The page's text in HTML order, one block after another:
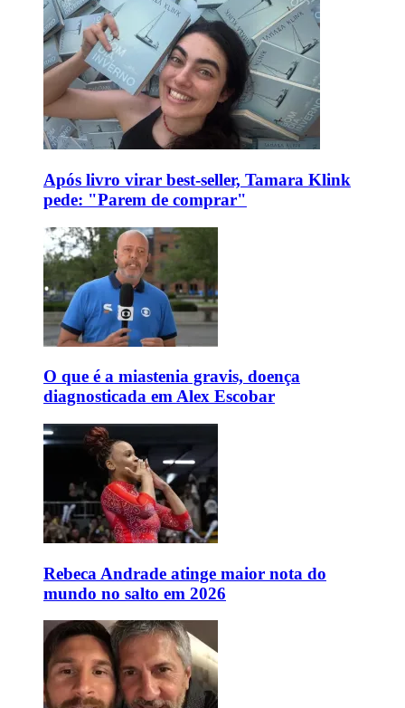
Após livro virar best-seller, Tamara Klink
pede: "Parem de comprar"
O que é a miastenia gravis, doença
diagnosticada em Alex Escobar
Rebeca Andrade atinge maior nota do
mundo no salto em 2026